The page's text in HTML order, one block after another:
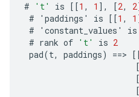
# 't' is [[1 , 1 ] , [2, 2
#
' paddings ' is [[1 , 1
#
' constant_values ' is
# rank of 't' is 2
pad(t, paddings) ==>
[
[
[